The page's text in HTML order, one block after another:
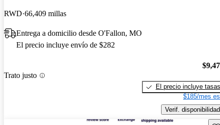
RWD 66,409 millas
Entrega a domicilio desde O'Fallon, MO
El precio incluye envío de $282
Trato justo
El precio incluye tasas
$185/mes
Verif. disponibilidad